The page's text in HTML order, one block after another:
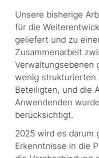
Unsere bisherige
für die
geliefert und zu
Zusammenarbeit
Verwaltungsebenen
wenig strukturierten
Beteiligten, und die
Anwendenden
berücksichtigt.
2025 wird es darum
Erkenntnisse in die